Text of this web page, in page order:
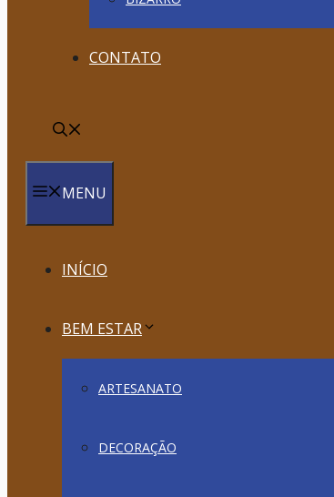
CONTATO
MENU
INÍCIO
BEM ESTAR
ARTESANATO
DECORAÇÃO